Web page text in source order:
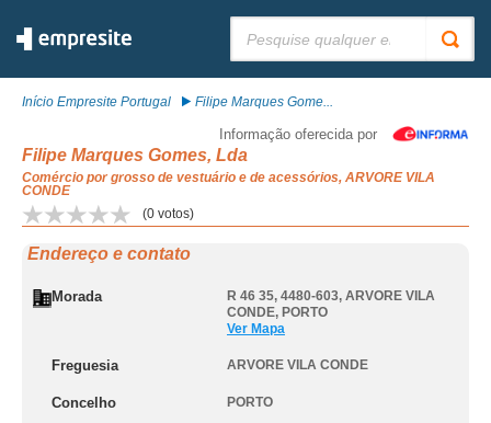
Início Empresite Portugal Filipe Marques Gome...
Informação oferecida por
Filipe Marques Gomes, Lda
Comércio por grosso de vestuário e de acessórios, ARVORE VILA
CONDE
(0 votos)
Endereço e contato
Morada R 46 35, 4480-603, ARVORE VILA
CONDE, PORTO
Ver Mapa
Freguesia ARVORE VILA CONDE
Concelho PORTO